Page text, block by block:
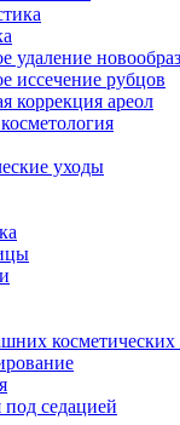
удаление
иссечение рубцов
коррекция ареол
уходы
косметических
седацией